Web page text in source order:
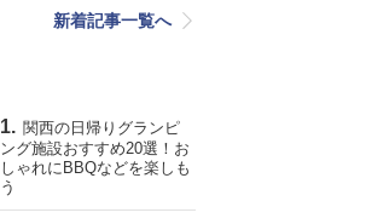
新着記事一覧へ
関西の日帰りグランピ
ング施設おすすめ20選！お
しゃれにBBQなどを楽しも
う